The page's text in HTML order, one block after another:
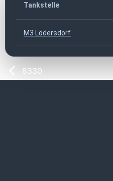
Tankstelle
M3 Lödersdorf
8330